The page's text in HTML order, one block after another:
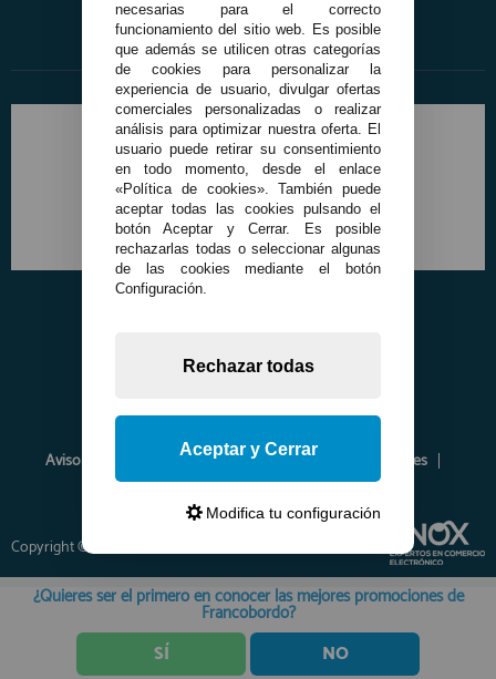
Aviso Legal Política de Privacidad
Política de Cookies
Envíos y Devoluciones
Opiniones
Copyright © 2026 www.francobordo.com
necesarias para el correcto
funcionamiento del sitio web. Es posible
que además se utilicen otras categorías
de cookies para personalizar la
experiencia de usuario, divulgar ofertas
comerciales personalizadas o realizar
análisis para optimizar nuestra oferta. El
usuario puede retirar su consentimiento
en todo momento, desde el enlace
«Política de cookies». También puede
aceptar todas las cookies pulsando el
botón Aceptar y Cerrar. Es posible
rechazarlas todas o seleccionar algunas
de las cookies mediante el botón
Configuración.
Rechazar todas
Aceptar y Cerrar
Modifica tu configuración
¿Quieres ser el primero en conocer las mejores promociones de
Francobordo?
SÍ NO